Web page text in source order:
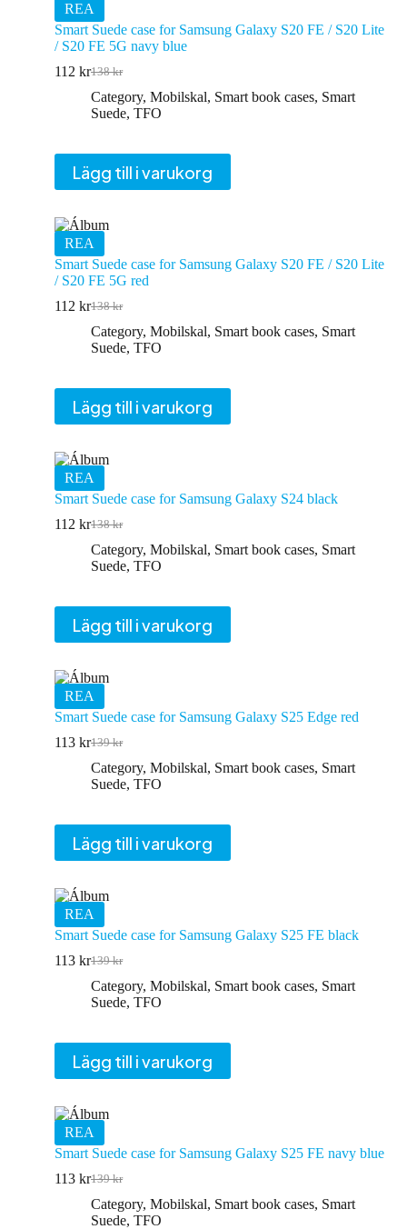
REA
Smart Suede case for Samsung Galaxy S20 FE / S20 Lite
/ S20 FE 5G navy blue
138kr
Det
ursprungliga
priset
112 krDet
nuvarande
priset
Category, Mobilskal, Smart book cases, Smart
Suede, TFO
Lägg till i varukorg
REA
Smart Suede case for Samsung Galaxy S20 FE / S20 Lite
/ S20 FE 5G red
138kr
Det
ursprungliga
priset
112 krDet
nuvarande
priset
Category, Mobilskal, Smart book cases, Smart
Suede, TFO
Lägg till i varukorg
REA
Smart Suede case for Samsung Galaxy S24 black
138kr
Det
ursprungliga
priset
112 krDet
nuvarande
priset
Category, Mobilskal, Smart book cases, Smart
Suede, TFO
Lägg till i varukorg
REA
Smart Suede case for Samsung Galaxy S25 Edge red
139kr
Det
ursprungliga
priset
113 krDet
nuvarande
priset
Category, Mobilskal, Smart book cases, Smart
Suede, TFO
Lägg till i varukorg
REA
Smart Suede case for Samsung Galaxy S25 FE black
139kr
Det
ursprungliga
priset
113 krDet
nuvarande
priset
Category, Mobilskal, Smart book cases, Smart
Suede, TFO
Lägg till i varukorg
REA
Smart Suede case for Samsung Galaxy S25 FE navy blue
139kr
Det
ursprungliga
priset
113 krDet
nuvarande
priset
Category, Mobilskal, Smart book cases, Smart
Suede, TFO